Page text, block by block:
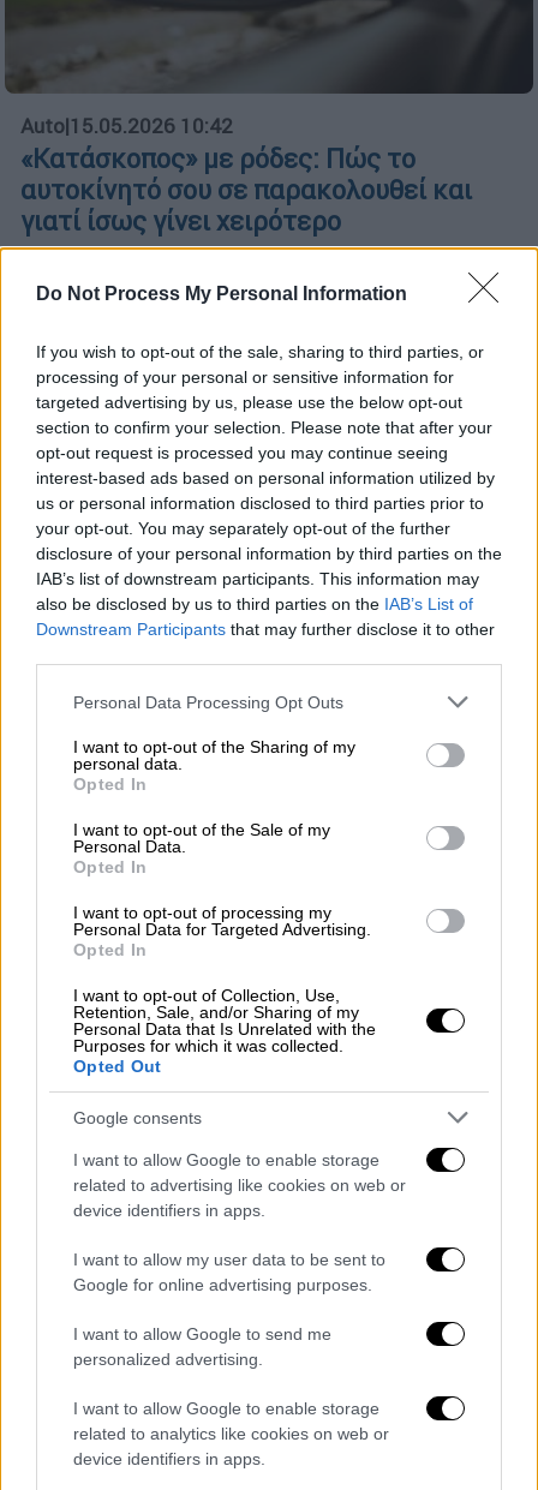
Do Not Process My Personal Information
If you wish to opt-out of the sale, sharing to third parties, or
processing of your personal or sensitive information for
targeted advertising by us, please use the below opt-out
section to confirm your selection. Please note that after your
opt-out request is processed you may continue seeing
interest-based ads based on personal information utilized by
us or personal information disclosed to third parties prior to
your opt-out. You may separately opt-out of the further
disclosure of your personal information by third parties on the
IAB’s list of downstream participants. This information may
also be disclosed by us to third parties on the IAB’s List of
Downstream Participants that may further disclose it to other
Please note that this website/app uses one or more Google
not limited to your visit or usage behaviour. You may click to
grant or deny consent to Google and its third-party tags to
use your data for below specified purposes in below Google
consent section.
Personal Data Processing Opt Outs
I want to opt-out of the Sharing of my
personal data.
Opted In
I want to opt-out of the Sale of my
Personal Data.
Opted In
I want to opt-out of processing my
Personal Data for Targeted Advertising.
Opted In
I want to opt-out of Collection, Use,
Retention, Sale, and/or Sharing of my
Personal Data that Is Unrelated with the
Purposes for which it was collected.
Opted Out
Google consents
I want to allow Google to enable storage
related to advertising like cookies on web or
device identifiers in apps.
I want to allow my user data to be sent to
Google for online advertising purposes.
I want to allow Google to send me
personalized advertising.
I want to allow Google to enable storage
related to analytics like cookies on web or
device identifiers in apps.
Auto|15.05.2026 10:42
«Κατάσκοπος» με ρόδες: Πώς το
αυτοκίνητό σου σε παρακολουθεί και
γιατί ίσως γίνει χειρότερο
Τα πράγματα όμως άλλαξαν.
23.04.2026 21:28
Πέσαμε από τα σύννεφα: Στις πιο
αγχωτικές πόλεις της Ευρώπης για
οδήγηση η Αθήνα - Τι δείχνει νέα έρευνα
Τρίτη πιο αγχωτική πόλη για οδήγηση
στην Ευρώπη αναδείχθηκε η Αθήνα
28.03.2026 18:34
«Η εφεύρεση της χρονιάς»: Κουβανός
έφτιαξε... καρβουνοκίνητο αμάξι ως
απάντηση στο πετρελαϊκό εμπάργκο
των ΗΠΑ